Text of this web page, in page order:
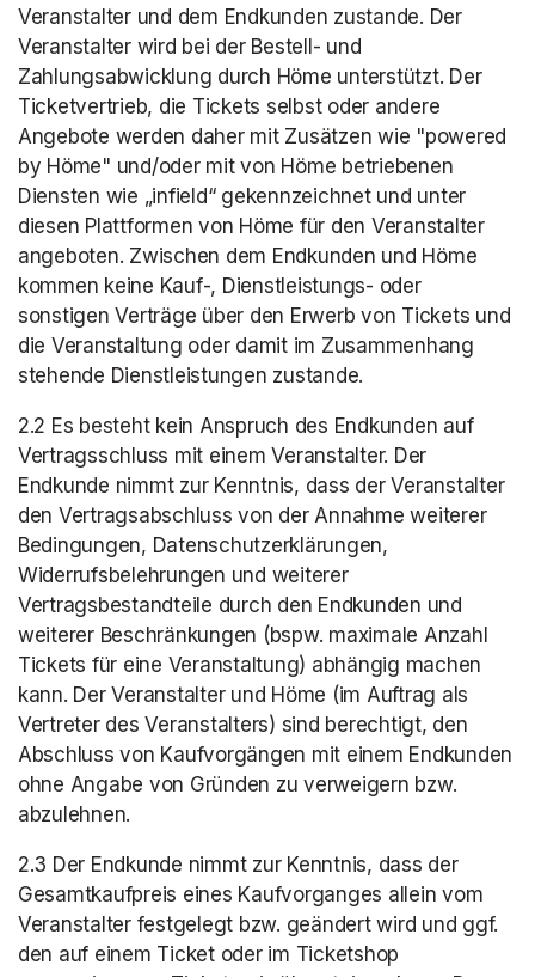
Veranstalter und dem Endkunden zustande. Der
Veranstalter wird bei der Bestell- und
Zahlungsabwicklung durch Höme unterstützt. Der
Ticketvertrieb, die Tickets selbst oder andere
Angebote werden daher mit Zusätzen wie "powered
by Höme" und/oder mit von Höme betriebenen
Diensten wie „infield“ gekennzeichnet und unter
diesen Plattformen von Höme für den Veranstalter
angeboten. Zwischen dem Endkunden und Höme
kommen keine Kauf-, Dienstleistungs- oder
sonstigen Verträge über den Erwerb von Tickets und
die Veranstaltung oder damit im Zusammenhang
stehende Dienstleistungen zustande.
2.2 Es besteht kein Anspruch des Endkunden auf
Vertragsschluss mit einem Veranstalter. Der
Endkunde nimmt zur Kenntnis, dass der Veranstalter
den Vertragsabschluss von der Annahme weiterer
Bedingungen, Datenschutzerklärungen,
Widerrufsbelehrungen und weiterer
Vertragsbestandteile durch den Endkunden und
weiterer Beschränkungen (bspw. maximale Anzahl
Tickets für eine Veranstaltung) abhängig machen
kann. Der Veranstalter und Höme (im Auftrag als
Vertreter des Veranstalters) sind berechtigt, den
Abschluss von Kaufvorgängen mit einem Endkunden
ohne Angabe von Gründen zu verweigern bzw.
abzulehnen.
2.3 Der Endkunde nimmt zur Kenntnis, dass der
Gesamtkaufpreis eines Kaufvorganges allein vom
Veranstalter festgelegt bzw. geändert wird und ggf.
den auf einem Ticket oder im Ticketshop